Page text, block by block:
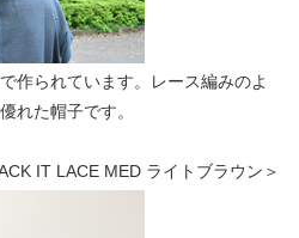
作られています。レース編みのよ
れた帽子です。
IT LACE MED ライトブラウン＞